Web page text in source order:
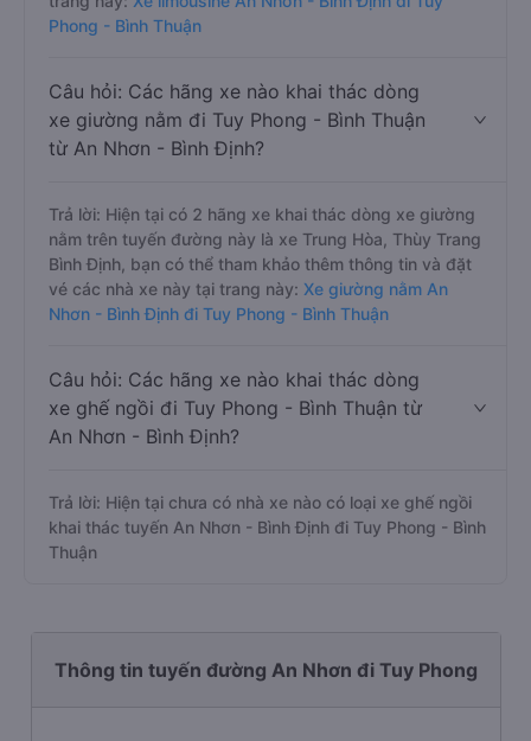
Phong - Bình Thuận
Câu hỏi: Các hãng xe nào khai thác dòng
xe giường nằm đi Tuy Phong - Bình Thuận
từ An Nhơn - Bình Định?
Trả lời: Hiện tại có 2 hãng xe khai thác dòng xe giường
nằm trên tuyến đường này là xe Trung Hòa, Thùy Trang
Bình Định, bạn có thể tham khảo thêm thông tin và đặt
vé các nhà xe này tại trang này: Xe giường nằm An
Nhơn - Bình Định đi Tuy Phong - Bình Thuận
Câu hỏi: Các hãng xe nào khai thác dòng
xe ghế ngồi đi Tuy Phong - Bình Thuận từ
An Nhơn - Bình Định?
Trả lời: Hiện tại chưa có nhà xe nào có loại xe ghế ngồi
khai thác tuyến An Nhơn - Bình Định đi Tuy Phong - Bình
Thuận
Thông tin tuyến đường An Nhơn đi Tuy Phong